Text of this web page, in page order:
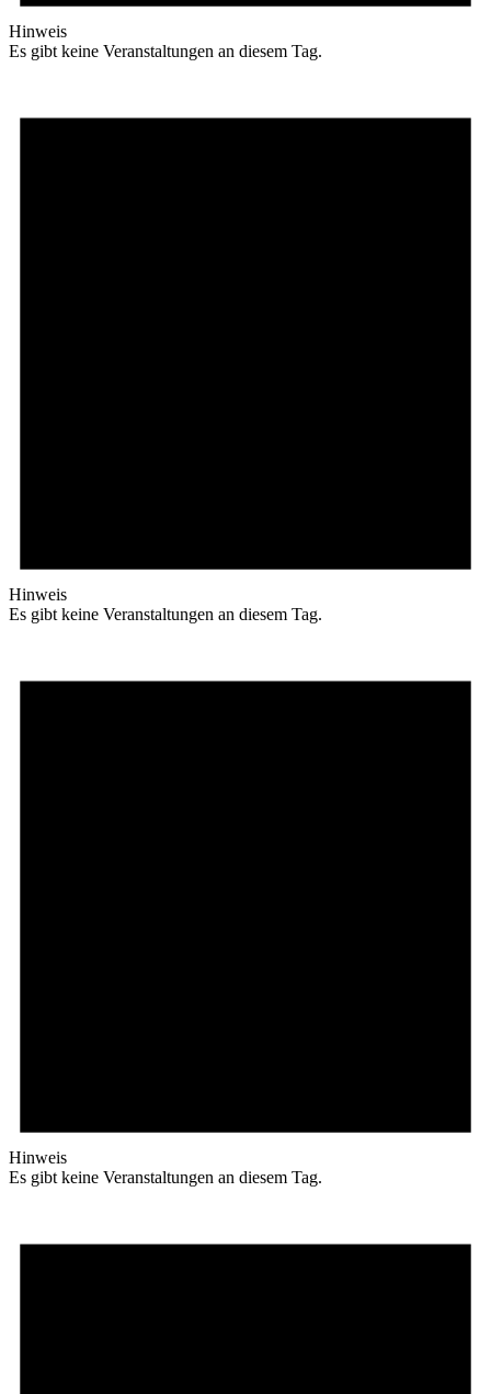
Hinweis
Es gibt keine Veranstaltungen an diesem Tag.
Hinweis
Es gibt keine Veranstaltungen an diesem Tag.
Hinweis
Es gibt keine Veranstaltungen an diesem Tag.